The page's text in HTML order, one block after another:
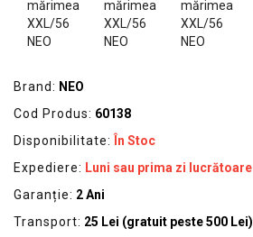
ELECTRICE
PROTECȚIE
FOTOVOLTAICE
Brand: NEO
Cod Produs: 60138
Disponibilitate:
În Stoc
Expediere: Luni sau prima zi lucrătoare
Garanție: 2 Ani
Transport: 25 Lei (gratuit peste 500 Lei)